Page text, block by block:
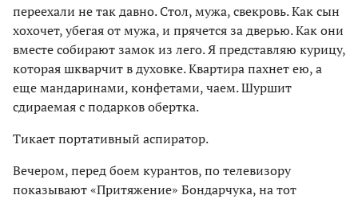
переехали не так давно. Стол, мужа, свекровь. Как сын
хохочет, убегая от мужа, и прячется за дверью. Как они
вместе собирают замок из лего. Я представляю курицу,
которая шкварчит в духовке. Квартира пахнет ею, а
еще мандаринами, конфетами, чаем. Шуршит
сдираемая с подарков обертка.
Тикает портативный аспиратор.
Вечером, перед боем курантов, по телевизору
показывают «Притяжение» Бондарчука, на тот